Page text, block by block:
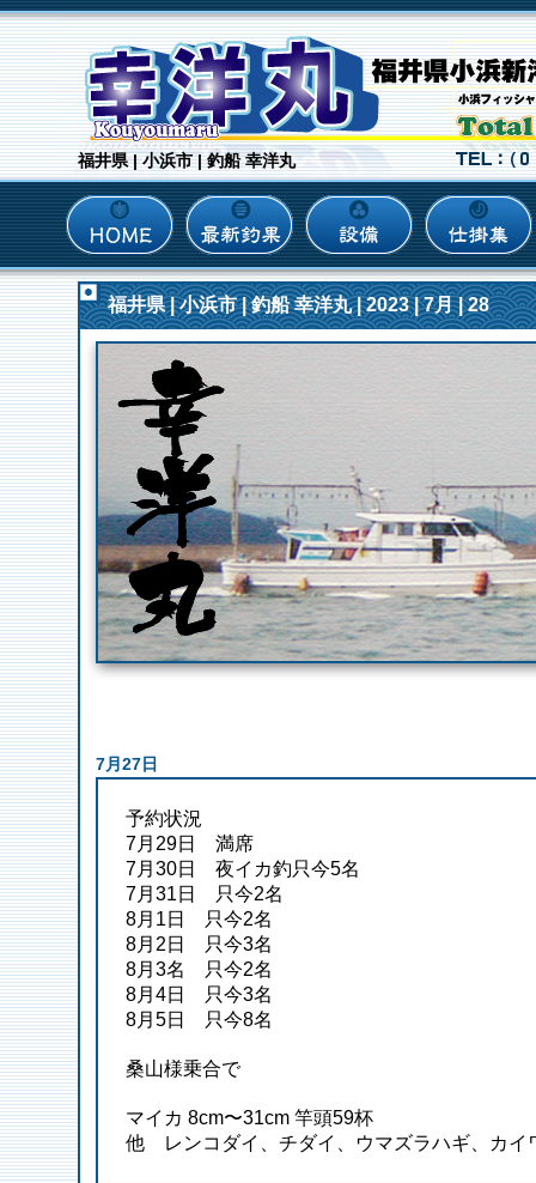
福井県 | 小浜市 | 釣船 幸洋丸
福井県 | 小浜市 | 釣船 幸洋丸 | 2023 | 7月 | 28
7月27日
予約状況
7月29日 満席
7月30日 夜イカ釣只今5名
7月31日 只今2名
8月1日 只今2名
8月2日 只今3名
8月3名 只今2名
8月4日 只今3名
8月5日 只今8名
桑山様乗合で
マイカ 8cm〜31cm 竿頭59杯
他 レンコダイ、チダイ、ウマズラハギ、カイ